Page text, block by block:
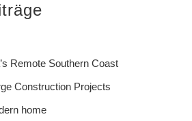
Remote Southern Coast
Construction Projects
home